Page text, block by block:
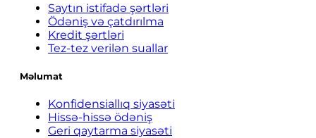
Saytın istifadə şərtləri
Ödəniş və çatdırılma
Kredit şərtləri
Tez-tez verilən suallar
Məlumat
Konfidensiallıq siyasəti
Hissə-hissə ödəniş
Geri qaytarma siyasəti